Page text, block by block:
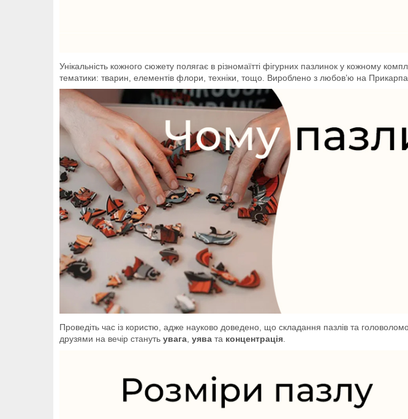
Унікальність кожного сюжету полягає в різномаїтті фігурних пазлинок у кожному
тематики: тварин, елементів флори, техніки, тощо. Вироблено з любов’ю на
Проведіть час із користю, адже науково доведено, що складання пазлів та
друзями на вечір стануть увага уява та концентрація